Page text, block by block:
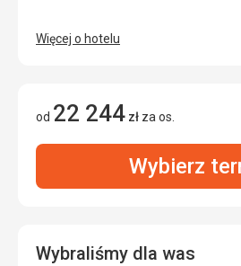
Więcej o hotelu
od 22 244 zł za os.
Wybierz
Wybraliśmy dla was